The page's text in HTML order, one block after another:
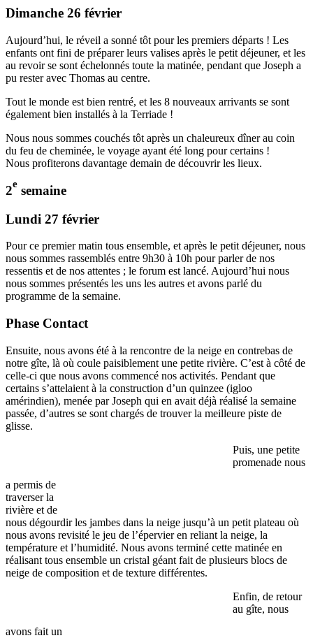
Dimanche 26 février
Aujourd’hui, le réveil a sonné tôt pour les premiers départs ! Les
enfants ont fini de préparer leurs valises après le petit déjeuner, et les
au revoir se sont échelonnés toute la matinée, pendant que Joseph a
pu rester avec Thomas au centre.
Tout le monde est bien rentré, et les 8 nouveaux arrivants se sont
également bien installés à la Terriade !
Nous nous sommes couchés tôt après un chaleureux dîner au coin
du feu de cheminée, le voyage ayant été long pour certains !
Nous profiterons davantage demain de découvrir les lieux.
2e semaine
Lundi 27 février
Pour ce premier matin tous ensemble, et après le petit déjeuner, nous
nous sommes rassemblés entre 9h30 à 10h pour parler de nos
ressentis et de nos attentes ; le forum est lancé. Aujourd’hui nous
nous sommes présentés les uns les autres et avons parlé du
programme de la semaine.
Phase Contact
Ensuite, nous avons été à la rencontre de la neige en contrebas de
notre gîte, là où coule paisiblement une petite rivière. C’est à côté de
celle-ci que nous avons commencé nos activités. Pendant que
certains s’attelaient à la construction d’un quinzee (igloo
amérindien), menée par Joseph qui en avait déjà réalisé la semaine
passée, d’autres se sont chargés de trouver la meilleure piste de
glisse.
Puis, une petite
promenade nous
a permis de
traverser la
rivière et de
nous dégourdir les jambes dans la neige jusqu’à un petit plateau où
nous avons revisité le jeu de l’épervier en reliant la neige, la
température et l’humidité. Nous avons terminé cette matinée en
réalisant tous ensemble un cristal géant fait de plusieurs blocs de
neige de composition et de texture différentes.
Enfin, de retour
au gîte, nous
avons fait un